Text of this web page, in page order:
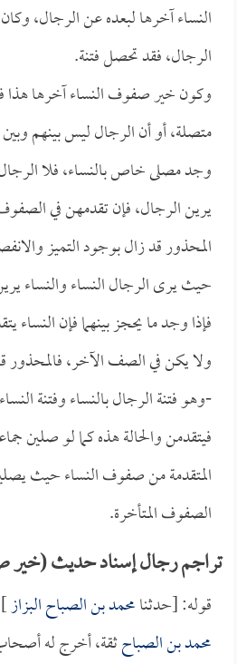
النساء آخرها لبعده عن الرجال،
الرجال، فقد تحصل فتنة.
وكون خير صفوف النساء آخرها هذا
متصلة، أو أن الرجال ليس بينهم
وجد مصلى خاص بالنساء، فلا الرجال
يرين الرجال، فإن تقدمهن في
المحذور قد زال بوجود التميز
حيث يرى الرجال النساء والنساء
فإذا وجد ما يحجز بينهما فإن
ولا يكن في الصف الآخر، فالمحذور
-وهو فتنة الرجال بالنساء وفتنة
فيتقدمن والحالة هذه كما لو صلين
المتقدمة من صفوف النساء حيث
الصفوف المتأخرة.
تراجم رجال إسناد حديث (خير
قوله: [حدثنامحمد بن الصباح البزاز
محمد بن الصباحثقة، أخرج له